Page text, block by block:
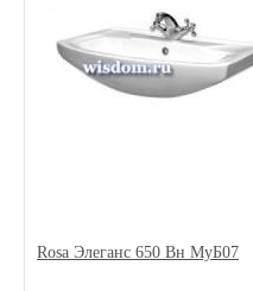
Rosa Элеганс 650 Вн МуБ07